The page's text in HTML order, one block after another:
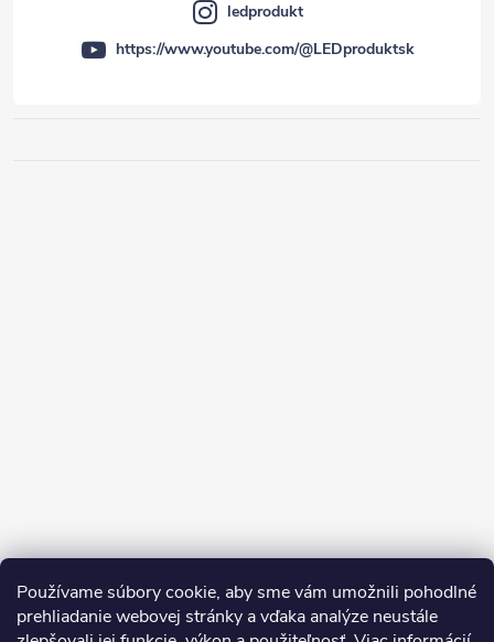
Používame súbory cookie, aby sme vám umožnili pohodlné
prehliadanie webovej stránky a vďaka analýze neustále
ledprodukt
https://www.youtube.com/@LEDproduktsk